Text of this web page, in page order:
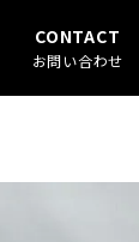
CONTACT
お問い合わせ